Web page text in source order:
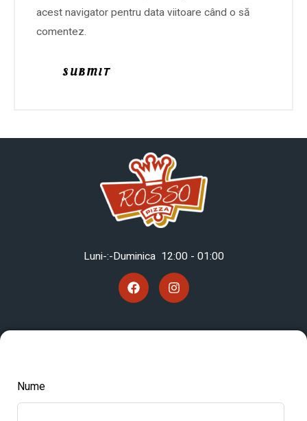
acest navigator pentru data viitoare când o să
comentez.
Luni-:-Duminica 12:00 - 01:00
Nume